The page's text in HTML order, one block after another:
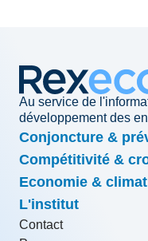
Au service de
développement des
Conjoncture &
Compétitivité &
Economie & climat
L'institut
Contact